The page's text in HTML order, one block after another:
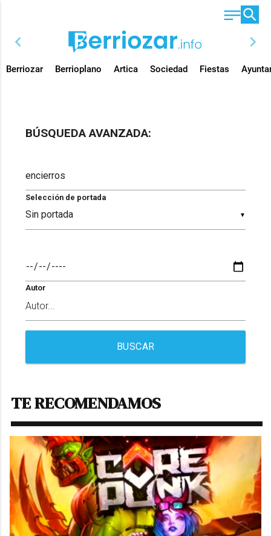
chevron_left chevron_right
Berriozar Berrioplano Artica Sociedad Fiestas
BÚSQUEDA AVANZADA:
▼
Selección de portada
Autor
BUSCAR
TE RECOMENDAMOS